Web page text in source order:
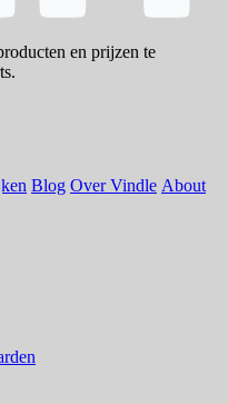
en prijzen te
Blog Over Vindle About